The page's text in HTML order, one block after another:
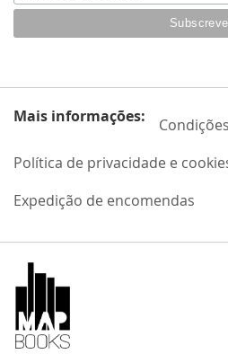
Mais informações:
Política de privacidade e
Expedição de encomendas